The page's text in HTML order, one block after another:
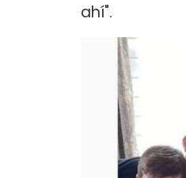
ahí".